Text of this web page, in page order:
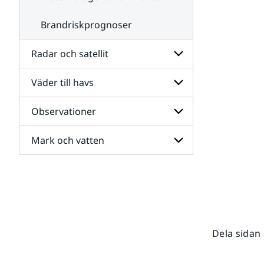
Brandriskprognoser
Radar och satellit
Undersidor
för
Radar
och
satellit
Väder till havs
Undersidor
för
Väder
till
havs
Observationer
Undersidor
för
Mark och vatten
Dela sidan